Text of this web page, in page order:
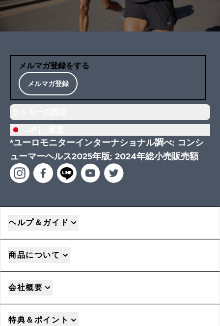
メルマガ登録をする
メルマガ登録
*ユーロモニターインターナショナル調べ; コンシ
ューマーヘルス2025年版; 2024年総小売販売額
ヘルプ＆ガイド
商品について
会社概要
特典＆ポイント